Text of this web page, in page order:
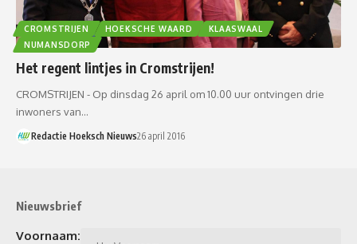
CROMSTRIJEN HOEKSCHE WAARD
KLAASWAAL
NUMANSDORP
Het regent lintjes in Cromstrijen!
CROMSTRIJEN - Op dinsdag 26 april om 10.00 uur ontvingen drie
inwoners van…
Redactie Hoeksch Nieuws26 april 2016
Nieuwsbrief
Voornaam: